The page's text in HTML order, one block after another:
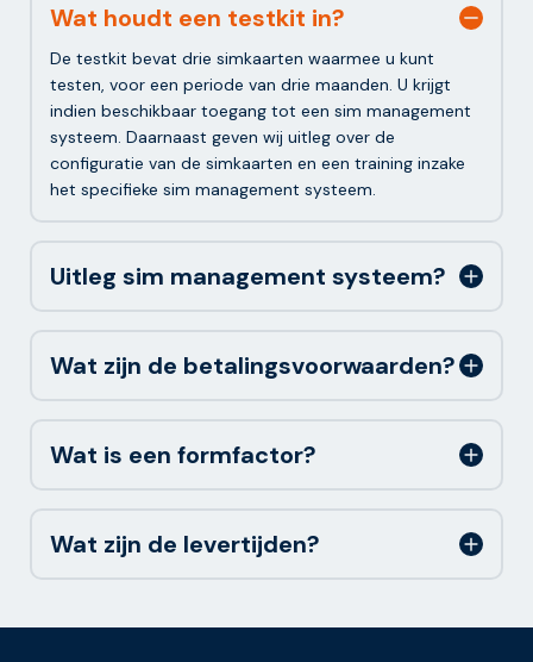
Wat houdt een testkit in?
De testkit bevat drie simkaarten waarmee u kunt
testen, voor een periode van drie maanden. U krijgt
indien beschikbaar toegang tot een sim management
systeem. Daarnaast geven wij uitleg over de
configuratie van de simkaarten en een training inzake
het specifieke sim management systeem.
Uitleg sim management systeem?
Wat zijn de betalingsvoorwaarden?
Wat is een formfactor?
Wat zijn de levertijden?